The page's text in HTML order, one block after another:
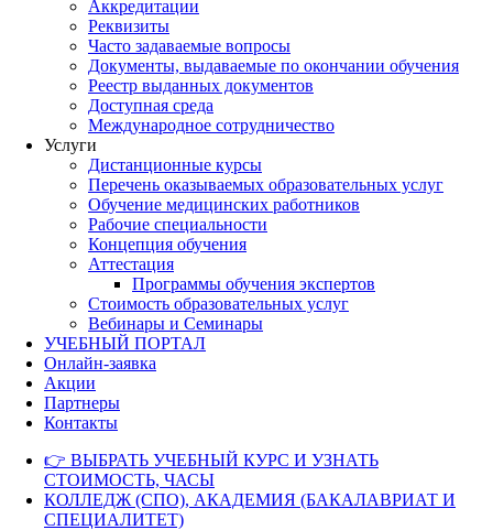
Аккредитации
Реквизиты
Часто задаваемые вопросы
Документы, выдаваемые по окончании обучения
Реестр выданных документов
Доступная среда
Международное сотрудничество
Услуги
Дистанционные курсы
Перечень оказываемых образовательных услуг
Обучение медицинских работников
Рабочие специальности
Концепция обучения
Аттестация
Программы обучения экспертов
Стоимость образовательных услуг
Вебинары и Семинары
УЧЕБНЫЙ ПОРТАЛ
Онлайн-заявка
Акции
Партнеры
Контакты
👉 ВЫБРАТЬ УЧЕБНЫЙ КУРС И УЗНАТЬ
СТОИМОСТЬ, ЧАСЫ
КОЛЛЕДЖ (СПО), АКАДЕМИЯ (БАКАЛАВРИАТ И
СПЕЦИАЛИТЕТ)